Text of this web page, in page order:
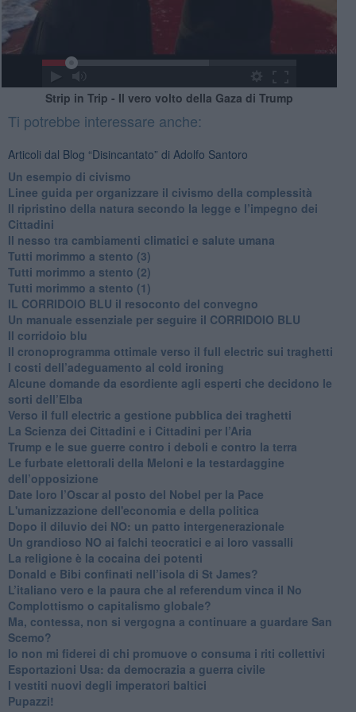
Strip in Trip - Il vero volto della Gaza di Trump
Ti potrebbe interessare anche:
Articoli dal Blog “Disincantato” di Adolfo Santoro
​Un esempio di civismo
​Linee guida per organizzare il civismo della complessità
​Il ripristino della natura secondo la legge e l’impegno dei
Cittadini
Il nesso tra cambiamenti climatici e salute umana
Tutti morimmo a stento (3)
Tutti morimmo a stento (2)
​Tutti morimmo a stento (1)
IL CORRIDOIO BLU il resoconto del convegno
Un manuale essenziale per seguire il CORRIDOIO BLU
Il corridoio blu
​Il cronoprogramma ottimale verso il full electric sui traghetti
​I costi dell’adeguamento al cold ironing
Alcune domande da esordiente agli esperti che decidono le
sorti dell’Elba
Verso il full electric a gestione pubblica dei traghetti​
​La Scienza dei Cittadini e i Cittadini per l’Aria
Trump e le sue guerre contro i deboli e contro la terra
​Le furbate elettorali della Meloni e la testardaggine
dell’opposizione
​Date loro l’Oscar al posto del Nobel per la Pace
L'umanizzazione dell'economia e della politica
​Dopo il diluvio dei NO: un patto intergenerazionale
​Un grandioso NO ai falchi teocratici e ai loro vassalli
La religione è la cocaina dei potenti
Donald e Bibi confinati nell’isola di St James?
L’italiano vero e la paura che al referendum vinca il No
​Complottismo o capitalismo globale?
​Ma, contessa, non si vergogna a continuare a guardare San
Scemo?
​Io non mi fiderei di chi promuove o consuma i riti collettivi
Esportazioni Usa: da democrazia a guerra civile
​I vestiti nuovi degli imperatori baltici
​Pupazzi!